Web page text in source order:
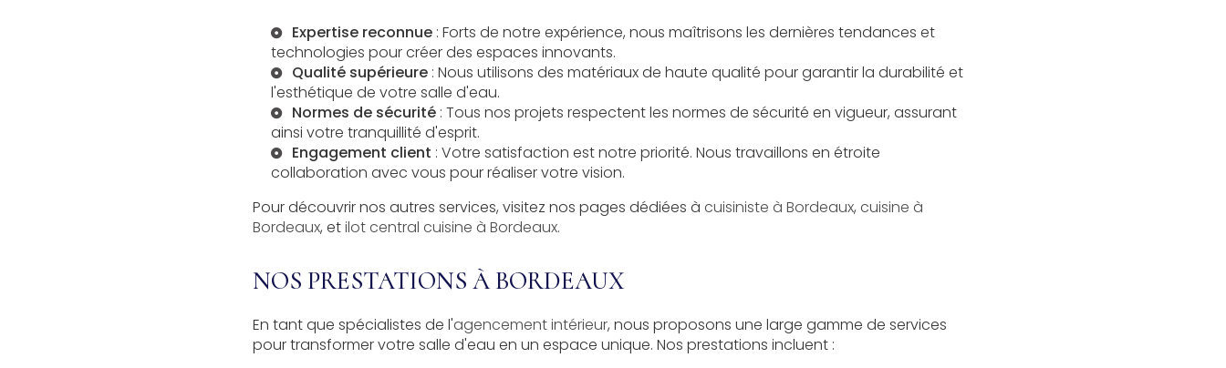
Expertise reconnue : Forts de notre expérience, nous maîtrisons les dernières tendances et
technologies pour créer des espaces innovants.
Qualité supérieure : Nous utilisons des matériaux de haute qualité pour garantir la durabilité et
l'esthétique de votre salle d'eau.
Normes de sécurité : Tous nos projets respectent les normes de sécurité en vigueur, assurant
ainsi votre tranquillité d'esprit.
Engagement client : Votre satisfaction est notre priorité. Nous travaillons en étroite
collaboration avec vous pour réaliser votre vision.
Pour découvrir nos autres services, visitez nos pages dédiées à cuisiniste à Bordeaux, cuisine à
Bordeaux, etilot central cuisine à Bordeaux.
NOS PRESTATIONS À BORDEAUX
En tant que spécialistes de l'agencement intérieur, nous proposons une large gamme de services
pour transformer votre salle d'eau en un espace unique. Nos prestations incluent :